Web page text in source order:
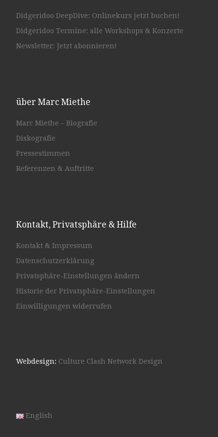
Didgeridoo DeepDive: Onlinekurs jetzt buchen!
Didgeridoo Termine: alle Workshops & Konzerte
Newsletter: Jetzt abonnieren!
über Marc Miethe
Marc Miethe – Biografie
Diskografie
Pressestimmen
Referenzen & Auftritte
Kontakt, Privatsphäre & Hilfe
Kontakt & Impressum
Datenschutzerklärung
Privatsphäre-Einstellungen ändern
Historie der Privatsphäre-Einstellungen
Einwilligungen widerrufen
Webdesign: Culture Clash Network Design
English